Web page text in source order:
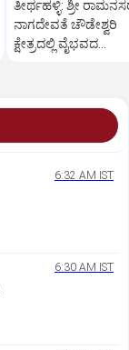
ತೀರ್ಥಹಳ್ಳಿ: ಶ್ರೀ
ನಾಗದೇವತೆ ಚೌಡೇಶ್ವರಿ
ಕ್ಷೇತ್ರದಲ್ಲಿ ವೈಭವದ
6:32 AM IST
6:30 AM IST